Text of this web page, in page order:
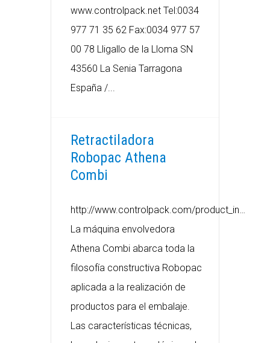
www.controlpack.net Tel:0034
977 71 35 62 Fax:0034 977 57
00 78 Lligallo de la Lloma SN
43560 La Senia Tarragona
España /...
Retractiladora
Robopac Athena
Combi
http://www.controlpack.com/product_in…
La máquina envolvedora
Athena Combi abarca toda la
filosofía constructiva Robopac
aplicada a la realización de
productos para el embalaje.
Las características técnicas,